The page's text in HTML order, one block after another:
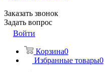
Заказать звонок
Задать вопрос
Войти
Корзина0
Избранные товары0